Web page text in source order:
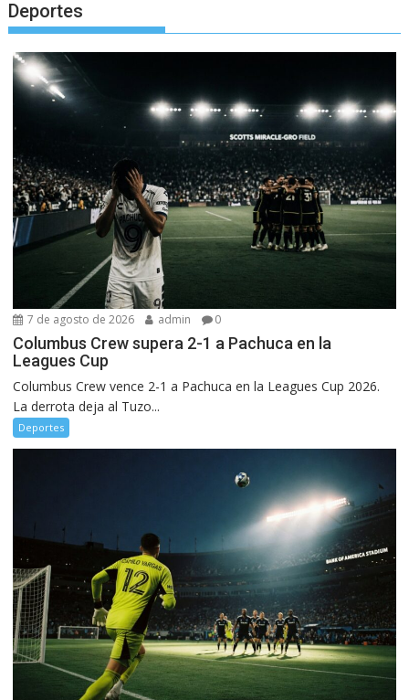
Deportes
7 de agosto de 2026 admin 0
Columbus Crew supera 2-1 a Pachuca en la
Leagues Cup
Columbus Crew vence 2-1 a Pachuca en la Leagues Cup 2026.
La derrota deja al Tuzo...
Deportes